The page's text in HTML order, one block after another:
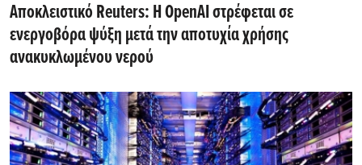
Αποκλειστικό Reuters: Η OpenAI στρέφεται σε
ενεργοβόρα ψύξη μετά την αποτυχία χρήσης
ανακυκλωμένου νερού